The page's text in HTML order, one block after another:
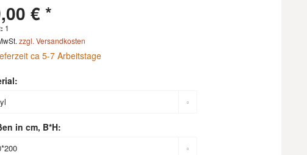
€ *
1
zzgl. Versandkosten
ca 5-7 Arbeitstage
in cm, B*H: